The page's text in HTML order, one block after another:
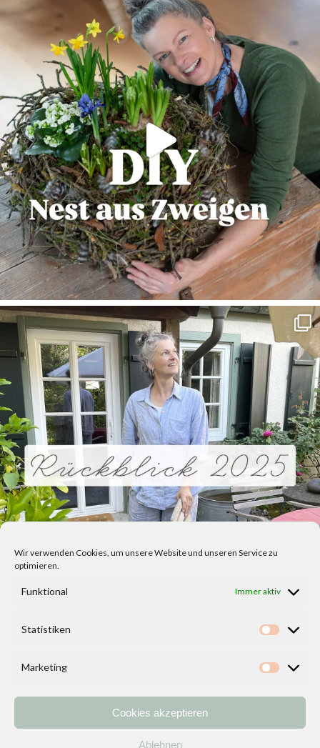
Wir verwenden Cookies, um unsere Website und unseren Service zu
optimieren.
Funktional Immer aktiv
Statistiken
Marketing
Cookies akzeptieren
Ablehnen
Kontakt